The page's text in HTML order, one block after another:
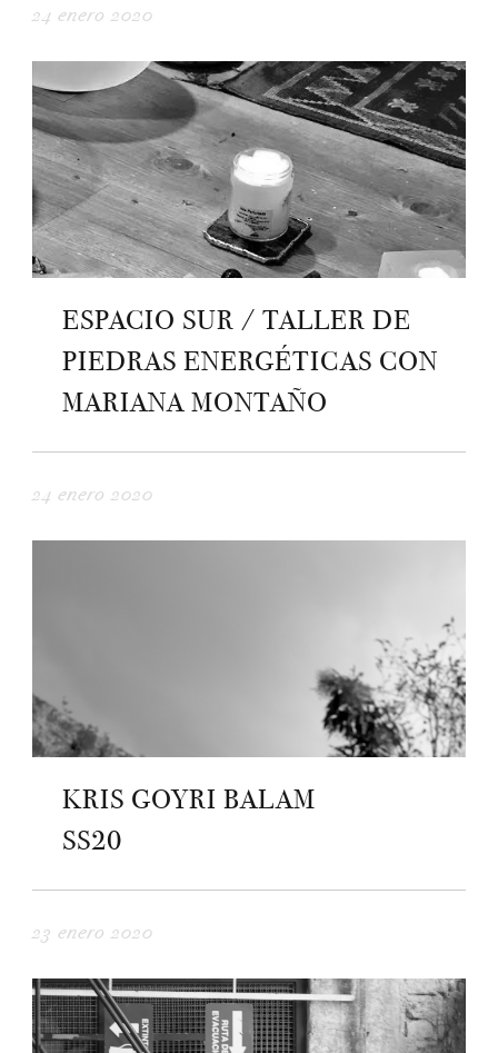
24 enero 2020
ESPACIO SUR / TALLER DE
PIEDRAS ENERGÉTICAS CON
MARIANA MONTAÑO
24 enero 2020
KRIS GOYRI BALAM
SS20
23 enero 2020